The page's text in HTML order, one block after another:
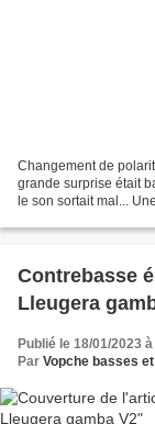
Changement de
grande surprise était
le son sortait mal...
Contrebasse
Lleugera
Publié le 18/01/2023
Par Vopche basses